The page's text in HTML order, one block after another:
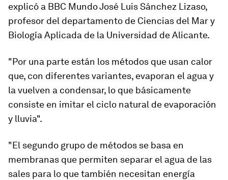
explicó a BBC MundoJosé Luis Sánchez Lizaso,
profesor del departamento de Ciencias del Mar y
Biología Aplicada de la Universidad de Alicante.
"Por una parte están los métodos que usan calor
que, con diferentes variantes, evaporan el agua y
la vuelven a condensar, lo que básicamente
consiste en imitar el ciclo natural de evaporación
y lluvia".
"El segundo grupo de métodos se basa en
membranas que permiten separar el agua de las
sales para lo que también necesitan energía